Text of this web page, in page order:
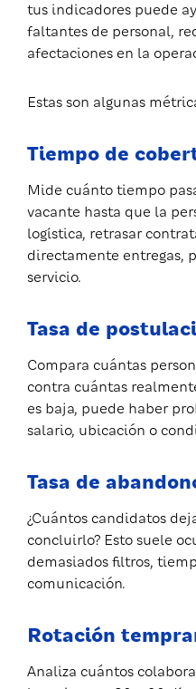
tus indicadores puede
faltantes de personal,
afectaciones en la
Estas son algunas
Tiempo de
Mide cuánto tiempo
vacante hasta que la
logística, retrasar
directamente entregas,
servicio.
Tasa de
Compara cuántas
contra cuántas
es baja, puede haber
salario, ubicación o
Tasa de
¿Cuántos candidatos
concluirlo? Esto suele
demasiados filtros,
comunicación.
Rotación
Analiza cuántos